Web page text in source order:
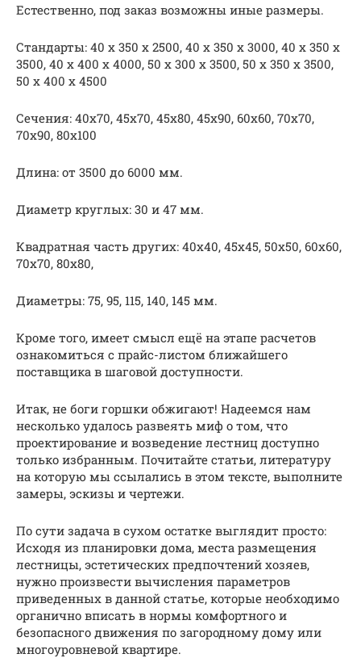
Естественно, под заказ возможны иные размеры.
Стандарты: 40 х 350 х 2500, 40 х 350 х 3000, 40 х 350 х
3500, 40 х 400 х 4000, 50 х 300 х 3500, 50 х 350 х 3500,
50 х 400 х 4500
Сечения: 40х70, 45х70, 45х80, 45х90, 60х60, 70х70,
70х90, 80х100
Длина: от 3500 до 6000 мм.
Диаметр круглых: 30 и 47 мм.
Квадратная часть других: 40х40, 45х45, 50х50, 60х60,
70х70, 80х80,
Диаметры: 75, 95, 115, 140, 145 мм.
Кроме того, имеет смысл ещё на этапе расчетов
ознакомиться с прайс-листом ближайшего
поставщика в шаговой доступности.
Итак, не боги горшки обжигают! Надеемся нам
несколько удалось развеять миф о том, что
проектирование и возведение лестниц доступно
только избранным. Почитайте статьи, литературу
на которую мы ссылались в этом тексте, выполните
замеры, эскизы и чертежи.
По сути задача в сухом остатке выглядит просто:
Исходя из планировки дома, места размещения
лестницы, эстетических предпочтений хозяев,
нужно произвести вычисления параметров
приведенных в данной статье, которые необходимо
органично вписать в нормы комфортного и
безопасного движения по загородному дому или
многоуровневой квартире.